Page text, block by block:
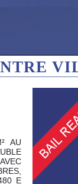
AU
E